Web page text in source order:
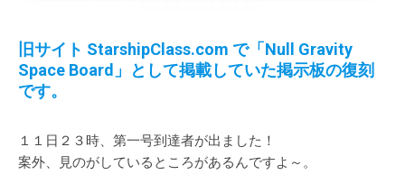
旧サイト StarshipClass.com で「Null Gravity
Space Board」として掲載していた掲示板の復刻
です。
１１日２３時、第一号到達者が出ました！
案外、見のがしているところがあるんですよ～。